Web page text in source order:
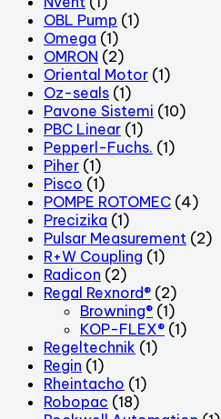
OBL Pump (1)
Omega (1)
OMRON (2)
Oriental Motor (1)
Oz-seals (1)
Pavone Sistemi (10)
PBC Linear (1)
Pepperl-Fuchs. (1)
Piher (1)
Pisco (1)
POMPE ROTOMEC (4)
Precizika (1)
Pulsar Measurement (2)
R+W Coupling (1)
Radicon (2)
Regal Rexnord® (2)
Browning® (1)
KOP-FLEX® (1)
Regeltechnik (1)
Regin (1)
Rheintacho (1)
Robopac (18)